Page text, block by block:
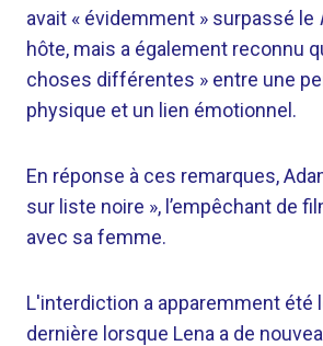
avait « évidemment » surpassé le
hôte, mais a également reconnu
choses différentes » entre une
physique et un lien émotionnel.
En réponse à ces remarques,
sur liste noire », l’empêchant de
avec sa femme.
L'interdiction a apparemment été
dernière lorsque Lena a de